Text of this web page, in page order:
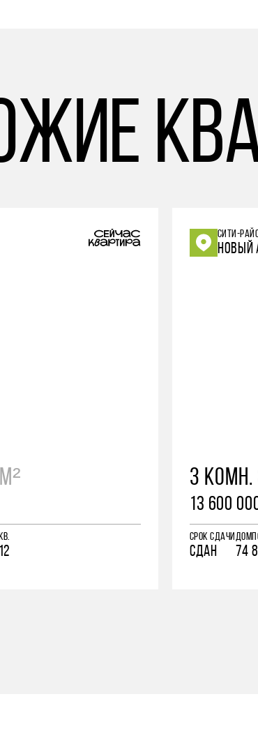
КВ.
12
СИТИ-
НОВЫЙ
3 КОМН.
13 600
СРОК СДАЧИ
СДАН
ДОМ
74 8